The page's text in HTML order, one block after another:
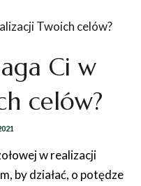
Ci w
celów?
w realizacji
by działać, o potędze